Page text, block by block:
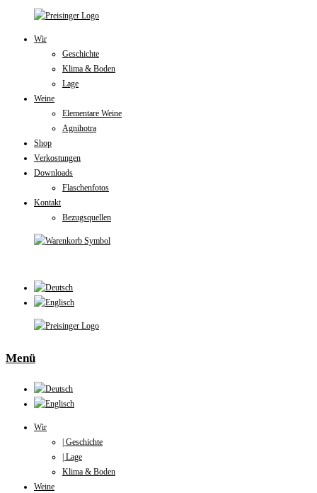
Inhalt
Wir
Geschichte
Klima & Boden
Lage
Weine
Elementare Weine
Agnihotra
Shop
Verkostungen
Downloads
Flaschenfotos
Kontakt
Bezugsquellen
Menü
Wir
| Geschichte
| Lage
Klima & Boden
Weine